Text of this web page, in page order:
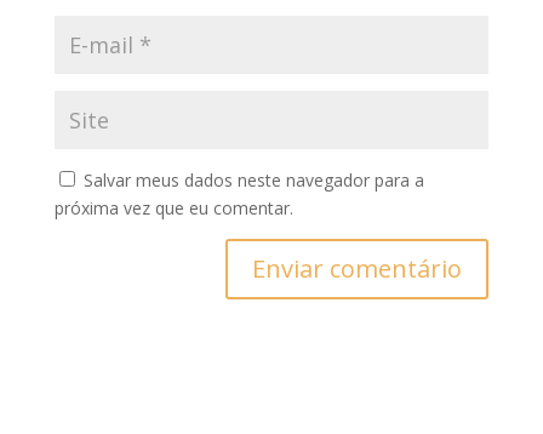
Salvar meus dados neste navegador para a
próxima vez que eu comentar.
Enviar comentário